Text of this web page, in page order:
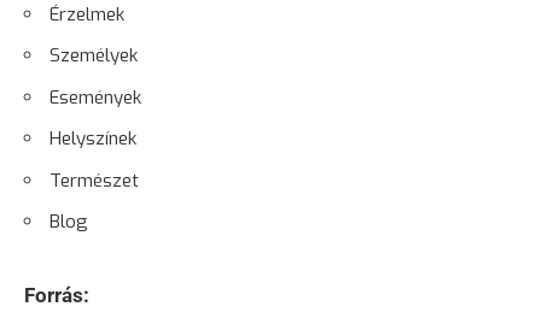
Érzelmek
Személyek
Események
Helyszínek
Természet
Blog
Forrás: